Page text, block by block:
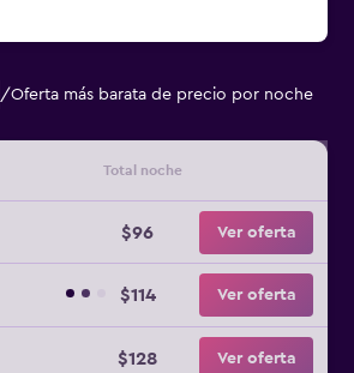
/Oferta más barata de precio por noche
Total noche
$96 Ver oferta
$114 Ver oferta
$128 Ver oferta